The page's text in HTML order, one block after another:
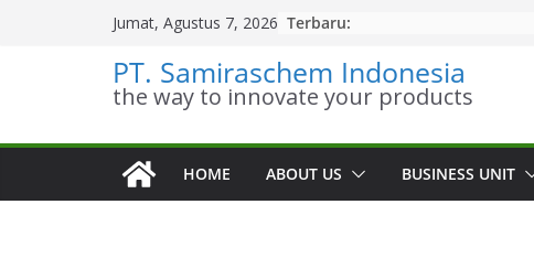
Jumat, Agustus 7, 2026 Terbaru:
PT. Samiraschem Indonesia
the way to innovate your products
HOME ABOUT US BUSINESS UNIT